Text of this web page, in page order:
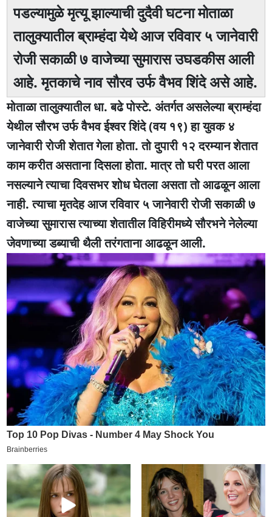
पडल्यामुळे मृत्यू झाल्याची दुदैवी घटना मोताळा
तालुक्यातील ब्राम्हंदा येथे आज रविवार ५ जानेवारी
रोजी सकाळी ७ वाजेच्या सुमारास उघडकीस आली
आहे. मृतकाचे नाव सौरव उर्फ वैभव शिंदे असे आहे.
मोताळा तालुक्यातील धा. बढे पोस्टे. अंतर्गत असलेल्या ब्राम्हंदा
येथील सौरभ उर्फ वैभव ईश्वर शिंदे (वय १९) हा युवक ४
जानेवारी रोजी शेतात गेला होता. तो दुपारी १२ दरम्यान शेतात
काम करीत असताना दिसला होता. मात्र तो घरी परत आला
नसल्याने त्याचा दिवसभर शोध घेतला असता तो आढळून आला
नाही. त्याचा मृतदेह आज रविवार ५ जानेवारी रोजी सकाळी ७
वाजेच्या सुमारास त्याच्या शेतातील विहिरीमध्ये सौरभने नेलेल्या
जेवणाच्या डब्याची थैली तरंगताना आढळून आली.